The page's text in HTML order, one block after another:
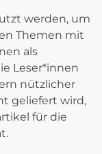
werden, um
Themen mit
als
Leser*innen
nützlicher
geliefert wird,
für die